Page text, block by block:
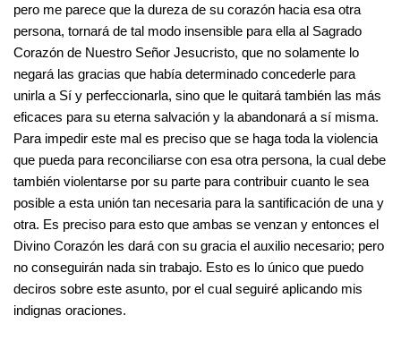
pero me parece que la dureza de su corazón hacia esa otra
persona, tornará de tal modo insensible para ella al Sagrado
Corazón de Nuestro Señor Jesucristo, que no solamente lo
negará las gracias que había determinado concederle para
unirla a Sí y perfeccionarla, sino que le quitará también las más
eficaces para su eterna salvación y la abandonará a sí misma.
Para impedir este mal es preciso que se haga toda la violencia
que pueda para reconciliarse con esa otra persona, la cual debe
también violentarse por su parte para contribuir cuanto le sea
posible a esta unión tan necesaria para la santificación de una y
otra. Es preciso para esto que ambas se venzan y entonces el
Divino Corazón les dará con su gracia el auxilio necesario; pero
no conseguirán nada sin trabajo. Esto es lo único que puedo
deciros sobre este asunto, por el cual seguiré aplicando mis
indignas oraciones.